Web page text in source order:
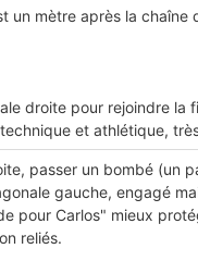
un mètre après la
droite pour rejoindre la
et athlétique,
passer un bombé (un
gauche, engagé
pour Carlos" mieux
reliés.